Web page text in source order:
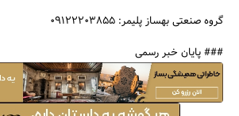
گروه صنعتی بهساز پلیمر: 09122203855
### پایان خبر رسمی